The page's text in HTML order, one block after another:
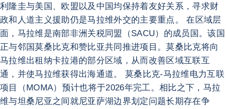
利隆圭与美国、欧盟以及中国均保持着友好关系，寻求财
政和人道主义援助仍是马拉维外交的主要重点。 在区域层
面，马拉维是南部非洲关税同盟（SACU）的成员国。该国
正与邻国莫桑比克和赞比亚共同推进项目。莫桑比克将向
马拉维出租纳卡拉港的部分区域，从而改善区域互联互
通，并使马拉维获得出海通道。 莫桑比克-马拉维电力互联
项目（MOMA）预计也将于2026年完工。相比之下，马拉
维与坦桑尼亚之间就尼亚萨湖边界划定问题长期存在争